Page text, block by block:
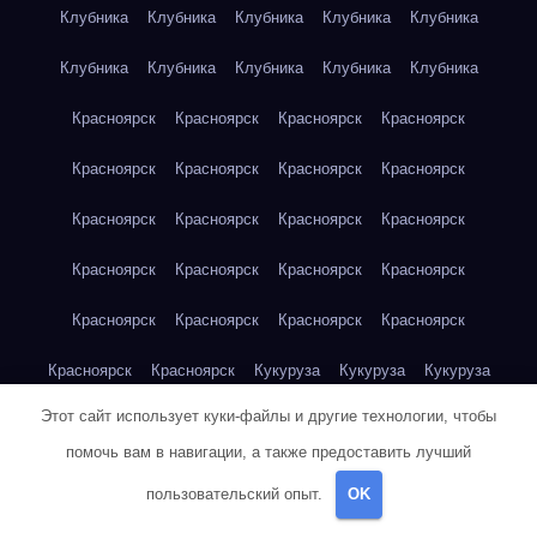
Клубника Клубника Клубника Клубника Клубника
Клубника Клубника Клубника Клубника Клубника
Красноярск Красноярск Красноярск Красноярск
Красноярск Красноярск Красноярск Красноярск
Красноярск Красноярск Красноярск Красноярск
Красноярск Красноярск Красноярск Красноярск
Красноярск Красноярск Красноярск Красноярск
Красноярск Красноярск Кукуруза Кукуруза Кукуруза
Кукуруза Кукуруза Кукуруза Кукуруза Кукуруза
Кукуруза
Куриная грудка
Этот сайт использует куки-файлы и другие технологии, чтобы
помочь вам в навигации, а также предоставить лучший
пользовательский опыт. OK